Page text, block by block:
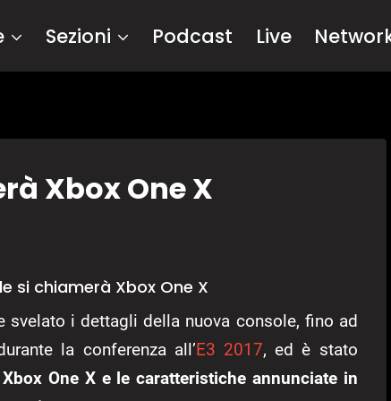
Sezioni Podcast Live
Xbox One X
si chiamerà Xbox One X
svelato i dettagli della nuova console, fino ad
la conferenza all’E3 2017, ed è stato
One X e le caratteristiche annunciate in